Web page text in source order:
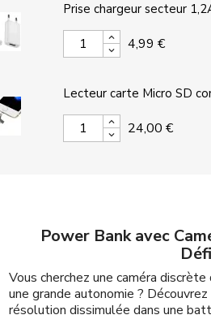
Prise chargeur secteur
4,99 €
Lecteur carte Micro SD
24,00 €
Power Bank avec
Vous cherchez une caméra
une grande autonomie ?
résolution dissimulée dans une